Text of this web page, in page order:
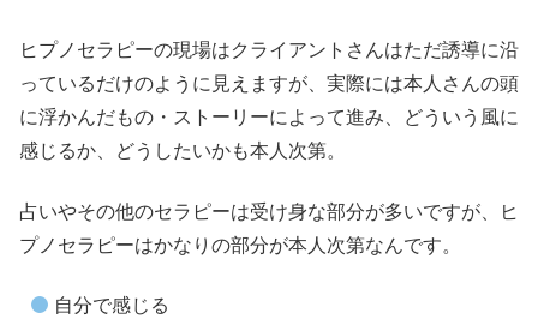
ヒプノセラピーの現場はクライアントさんはただ誘導に沿
っているだけのように見えますが、実際には本人さんの頭
に浮かんだもの・ストーリーによって進み、どういう風に
感じるか、どうしたいかも本人次第。
占いやその他のセラピーは受け身な部分が多いですが、ヒ
プノセラピーはかなりの部分が本人次第なんです。
自分で感じる